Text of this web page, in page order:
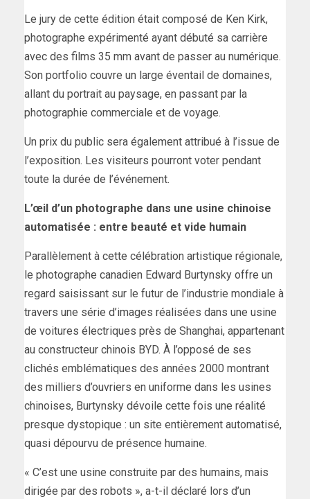
Le jury de cette édition était composé de Ken Kirk,
photographe expérimenté ayant débuté sa carrière
avec des films 35 mm avant de passer au numérique.
Son portfolio couvre un large éventail de domaines,
allant du portrait au paysage, en passant par la
photographie commerciale et de voyage.
Un prix du public sera également attribué à l’issue de
l’exposition. Les visiteurs pourront voter pendant
toute la durée de l’événement.
L’œil d’un photographe dans une usine chinoise
automatisée : entre beauté et vide humain
Parallèlement à cette célébration artistique régionale,
le photographe canadien Edward Burtynsky offre un
regard saisissant sur le futur de l’industrie mondiale à
travers une série d’images réalisées dans une usine
de voitures électriques près de Shanghai, appartenant
au constructeur chinois BYD. À l’opposé de ses
clichés emblématiques des années 2000 montrant
des milliers d’ouvriers en uniforme dans les usines
chinoises, Burtynsky dévoile cette fois une réalité
presque dystopique : un site entièrement automatisé,
quasi dépourvu de présence humaine.
« C’est une usine construite par des humains, mais
dirigée par des robots », a-t-il déclaré lors d’un